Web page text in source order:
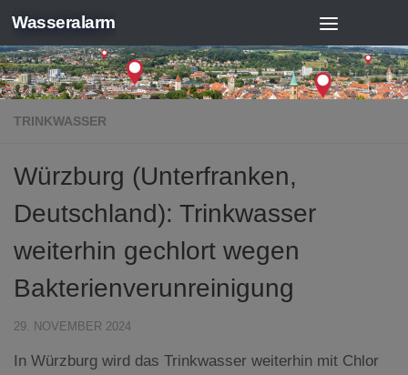
Zum Inhalt springen
Wasseralarm
TRINKWASSER
Würzburg (Unterfranken,
Deutschland): Trinkwasser
weiterhin gechlort wegen
Bakterienverunreinigung
29. NOVEMBER 2024
In Würzburg wird das Trinkwasser weiterhin mit Chlor